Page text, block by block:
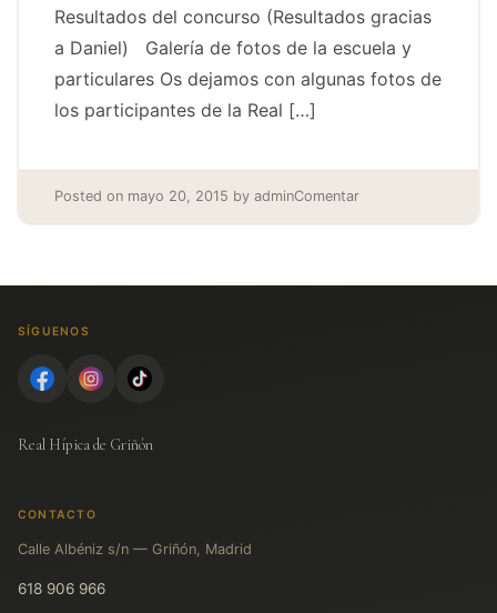
Resultados del concurso (Resultados gracias
a Daniel) Galería de fotos de la escuela y
particulares Os dejamos con algunas fotos de
los participantes de la Real […]
Posted on mayo 20, 2015 by adminComentar
SÍGUENOS
Real Hípica de Griñón
CONTACTO
Calle Albéniz s/n — Griñón, Madrid
618 906 966